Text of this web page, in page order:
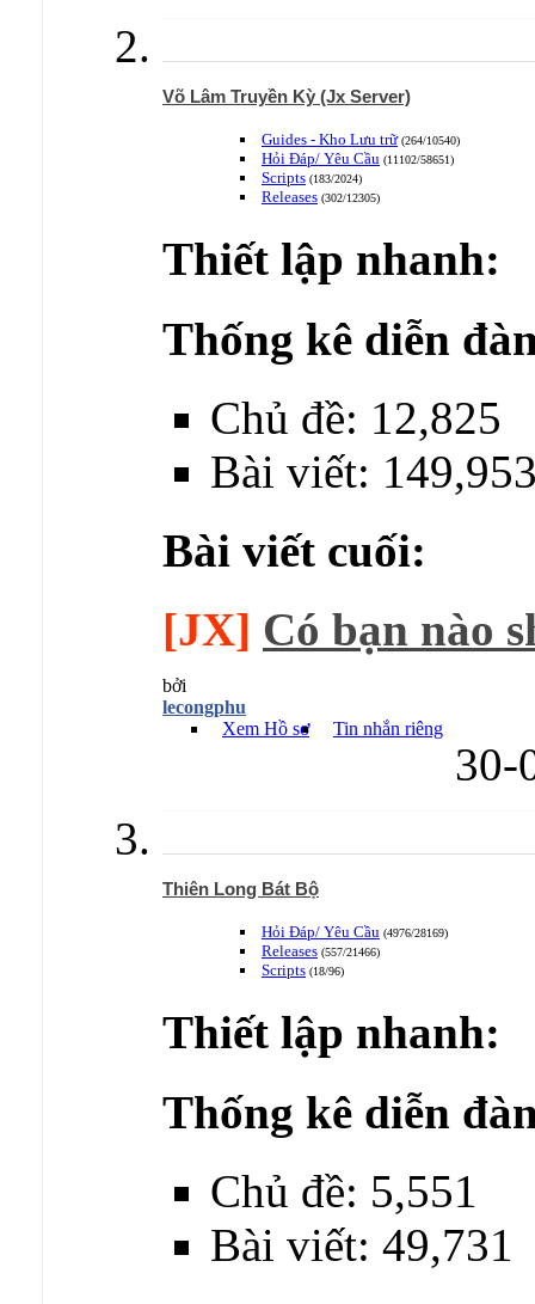
Võ Lâm Truyền Kỳ (Jx Server)
Guides - Kho Lưu trữ(264/10540)
Hỏi Đáp/ Yêu Cầu (11102/58651)
Scripts (183/2024)
Releases (302/12305)
Thiết lập nhanh:
Thống kê diễn
Chủ đề: 12,825
Bài viết:
Bài viết cuối:
[JX] Có bạn nào
bởi
lecongphu
Xem Hồ sơ
Tin nhắn riêng
30-
Thiên Long Bát Bộ
Hỏi Đáp/ Yêu Cầu (4976/28169)
Releases (557/21466)
Scripts (18/96)
Thiết lập nhanh:
Thống kê diễn
Chủ đề: 5,551
Bài viết: 49,731